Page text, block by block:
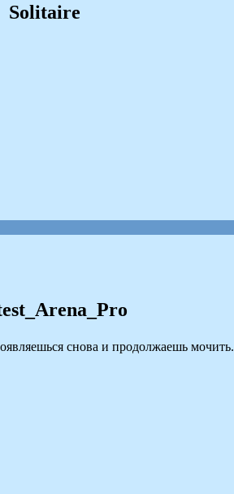
Solitaire
снова и продолжаешь мочить.